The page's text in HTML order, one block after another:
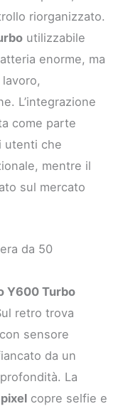
riorganizzato.
utilizzabile
enorme, ma
L’integrazione
come parte
utenti che
mentre il
sul mercato
da 50
Y600 Turbo
retro trova
sensore
da un
La
copre selfie e